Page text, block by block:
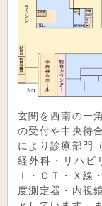
玄関を西南の一
の受付や中央待
により診療部門
経外科・リハビ
Ｉ・ＣＴ・Ｘ線
度測定器・内視